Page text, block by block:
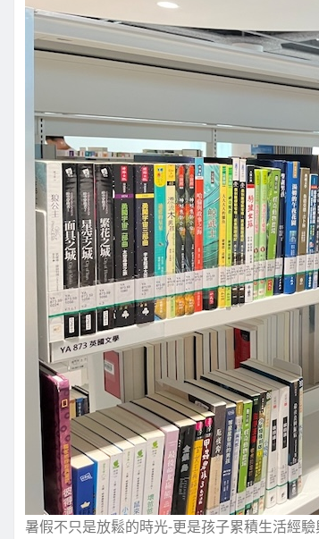
暑假不只是放鬆的時光-更是孩子累積生活經